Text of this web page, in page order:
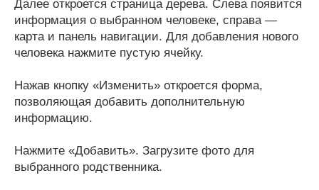
Далее откроется страница дерева. Слева появится
информация о выбранном человеке, справа —
карта и панель навигации. Для добавления нового
человека нажмите пустую ячейку.
Нажав кнопку «Изменить» откроется форма,
позволяющая добавить дополнительную
информацию.
Нажмите «Добавить». Загрузите фото для
выбранного родственника.